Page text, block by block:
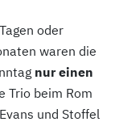
oder
waren die
nur einen
Trio beim Rom
und Stoffel